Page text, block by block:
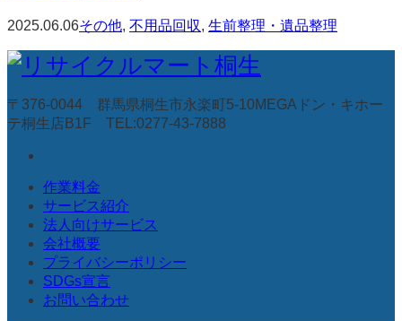
2025.06.06その他, 不用品回収, 生前整理・遺品整理
〒376-0044 群馬県桐生市永楽町5-10MEGAドン・キホー
テ桐生店B1F TEL:0277-43-7888
作業料金
サービス紹介
法人向けサービス
会社概要
プライバシーポリシー
SDGs宣言
お問い合わせ